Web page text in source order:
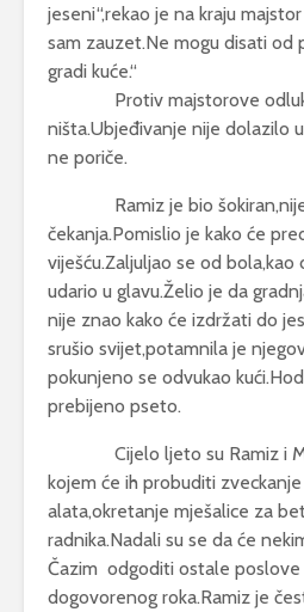
jeseni“,rekao je na kraju
sam zauzet.Ne mogu disati od
gradi kuće.“
Protiv majstorove odluke
ništa.Ubjeđivanje nije dolazilo
ne poriče.
Ramiz je bio šokiran,nije
čekanja.Pomislio je kako će
viješću.Zaljuljao se od bola,kao
udario u glavu.Želio je da
nije znao kako će izdržati do
srušio svijet,potamnila je
pokunjeno se odvukao
prebijeno pseto.
Cijelo ljeto su Ramiz i
kojem će ih probuditi
alata,okretanje mješalice za
radnika.Nadali su se da će
Čazim odgoditi ostale poslove
dogovorenog roka.Ramiz je